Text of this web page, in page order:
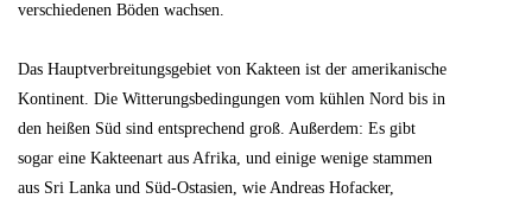
verschiedenen Böden wachsen.
Das Hauptverbreitungsgebiet von Kakteen ist der amerikanische
Kontinent. Die Witterungsbedingungen vom kühlen Nord bis in
den heißen Süd sind entsprechend groß. Außerdem: Es gibt
sogar eine Kakteenart aus Afrika, und einige wenige stammen
aus Sri Lanka und Süd-Ostasien, wie Andreas Hofacker,